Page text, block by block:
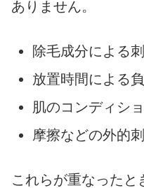
ありません。
除毛成分による
放置時間による
肌のコンディシ
摩擦などの外的
これらが重なったと